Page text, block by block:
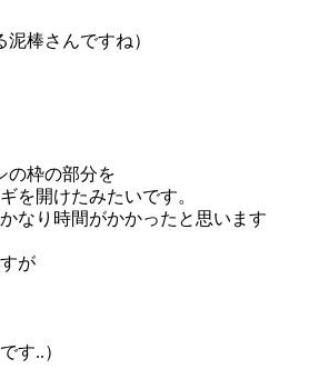
棒さんですね）
の枠の部分を
を開けたみたいです。
なり時間がかかったと思います
が
す..）